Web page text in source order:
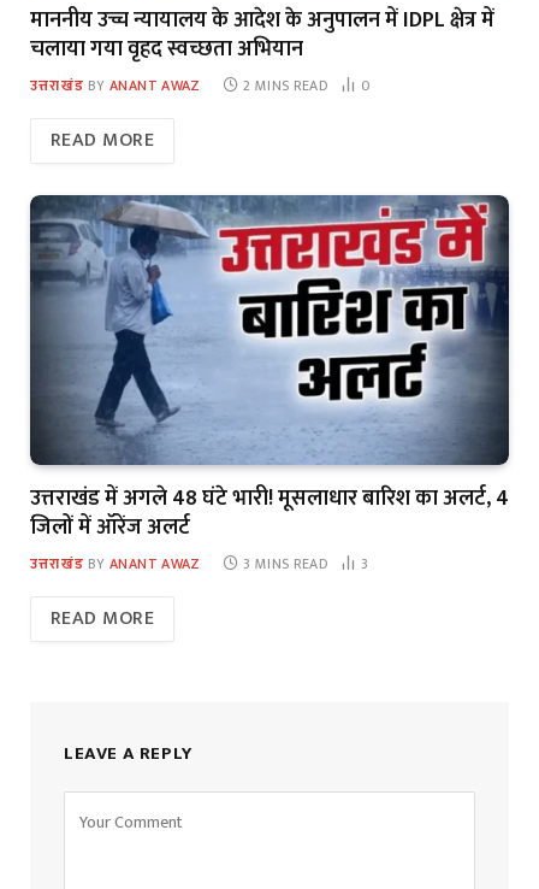
माननीय उच्च न्यायालय के आदेश के अनुपालन में IDPL क्षेत्र में
चलाया गया वृहद स्वच्छता अभियान
उत्तराखंड BY ANANT AWAZ 2 MINS READ 0
READ MORE
उत्तराखंड में अगले 48 घंटे भारी! मूसलाधार बारिश का अलर्ट, 4
जिलों में ऑरेंज अलर्ट
उत्तराखंड BY ANANT AWAZ 3 MINS READ 3
READ MORE
LEAVE A REPLY